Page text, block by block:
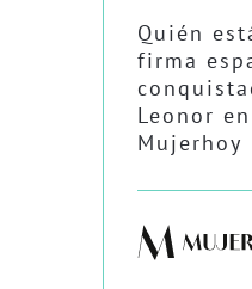
Quién
firma
Leonor
Mujerhoy